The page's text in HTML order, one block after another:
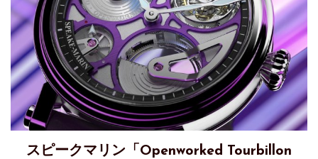
スピークマリン「Openworked Tourbillon